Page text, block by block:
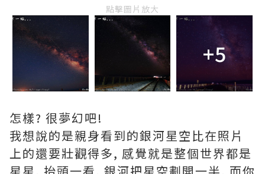
點擊圖片放大
+5
怎樣? 很夢幻吧!
我想說的是親身看到的銀河星空比在照片
上的還要壯觀得多, 感覺就是整個世界都是
星星, 抬頭一看, 銀河把星空劃開一半, 而你